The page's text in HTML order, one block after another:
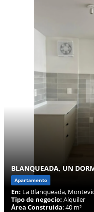
BLANQUEADA, UN
Apartamento
En: La Blanqueada,
Tipo de negocio: Alquiler
Área Construida: 40 m²